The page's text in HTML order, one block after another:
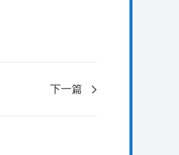
下一篇